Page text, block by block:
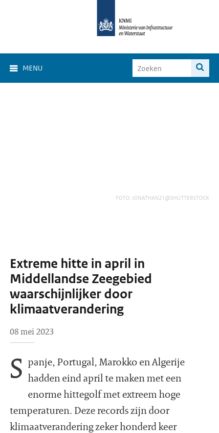
MENU
FOTO: JONATHAN21@SHUTTERSTOCK
Extreme hitte in april in
Middellandse Zeegebied
waarschijnlijker door
klimaatverandering
08 mei 2023
S panje, Portugal, Marokko en Algerije
hadden eind april te maken met een
enorme hittegolf met extreem hoge
temperaturen. Deze records zijn door
klimaatverandering zeker honderd keer